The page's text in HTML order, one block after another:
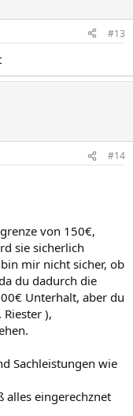
#13
#14
von 150€,
sie sicherlich
mir nicht sicher, ob
du dadurch die
Unterhalt, aber du
),
Sachleistungen wie
alles eingerechznet